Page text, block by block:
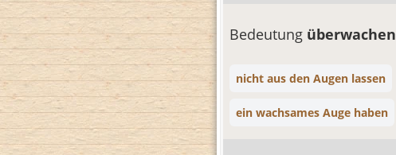
Bedeutung überwachen
nicht aus den Augen lassen
ein wachsames Auge haben